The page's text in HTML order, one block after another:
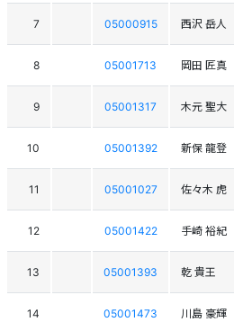
7 05000915 西沢 岳人
8 05001713 岡田 匠真
9 05001317 木元 聖大
10 05001392 新保 龍登
11 05001027 佐々木 虎
12 05001422 手崎 裕紀
13 05001393 乾 貴王
14 05001473 川島 豪輝